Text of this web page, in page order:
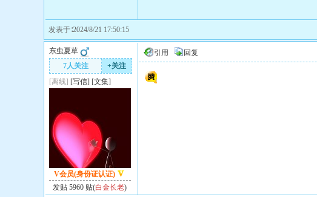
发表于∶2024/8/21 17:50:15
东虫夏草
7人关注
+关注
[离线] [写信] [文集]
V会员(身份证认证)
发贴 5960 贴(白金长老)
引用 回复